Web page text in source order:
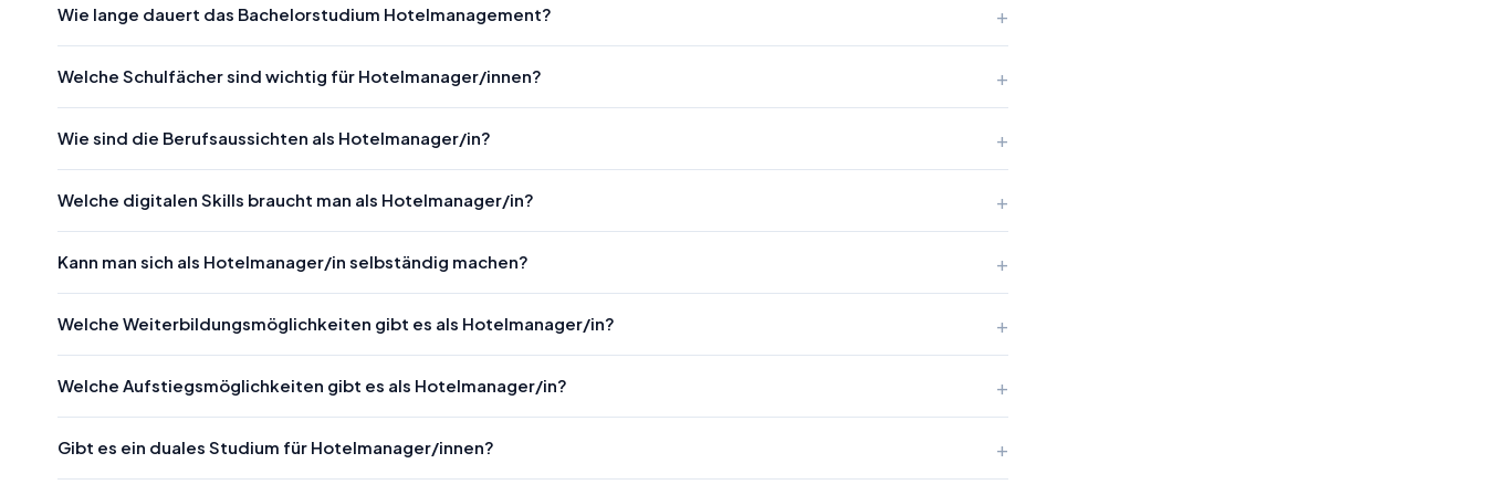
Wie lange dauert das Bachelorstudium Hotelmanagement?
Welche Schulfächer sind wichtig für Hotelmanager/innen?
Wie sind die Berufsaussichten als Hotelmanager/in?
Welche digitalen Skills braucht man als Hotelmanager/in?
Kann man sich als Hotelmanager/in selbständig machen?
Welche Weiterbildungsmöglichkeiten gibt es als Hotelmanager/in?
Welche Aufstiegsmöglichkeiten gibt es als Hotelmanager/in?
Gibt es ein duales Studium für Hotelmanager/innen?